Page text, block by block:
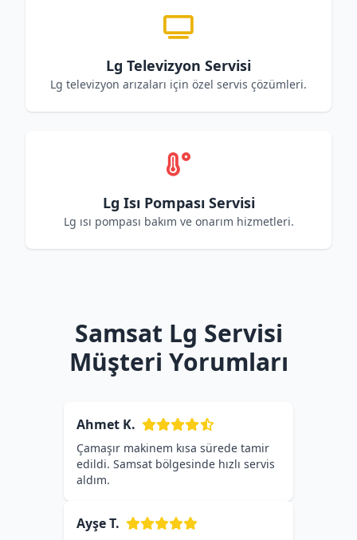
Lg Televizyon Servisi
Lg televizyon arızaları için özel servis çözümleri.
Lg Isı Pompası Servisi
Lg ısı pompası bakım ve onarım hizmetleri.
Samsat Lg Servisi
Müşteri Yorumları
Ahmet K.
Çamaşır makinem kısa sürede tamir
edildi. Samsat bölgesinde hızlı servis
aldım.
Ayşe T.